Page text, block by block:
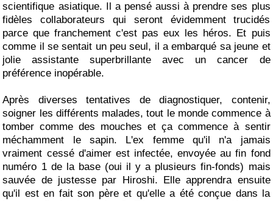
scientifique asiatique. Il a pensé aussi à prendre ses plus
fidèles collaborateurs qui seront évidemment trucidés
parce que franchement c'est pas eux les héros. Et puis
comme il se sentait un peu seul, il a embarqué sa jeune et
jolie assistante superbrillante avec un cancer de
préférence inopérable.
Après diverses tentatives de diagnostiquer, contenir,
soigner les différents malades, tout le monde commence à
tomber comme des mouches et ça commence à sentir
méchamment le sapin. L'ex femme qu'il n'a jamais
vraiment cessé d'aimer est infectée, envoyée au fin fond
numéro 1 de la base (oui il y a plusieurs fin-fonds) mais
sauvée de justesse par Hiroshi. Elle apprendra ensuite
qu'il est en fait son père et qu'elle a été conçue dans la